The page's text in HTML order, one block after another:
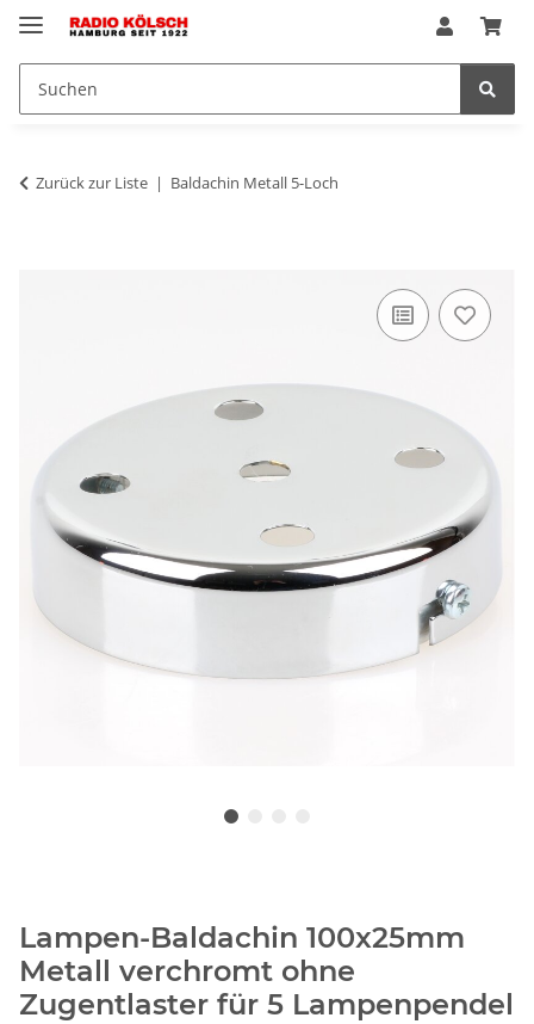
Zurück zur Liste Baldachin Metall 5-Loch
Lampen-Baldachin 100x25mm
Metall verchromt ohne
Zugentlaster für 5 Lampenpendel